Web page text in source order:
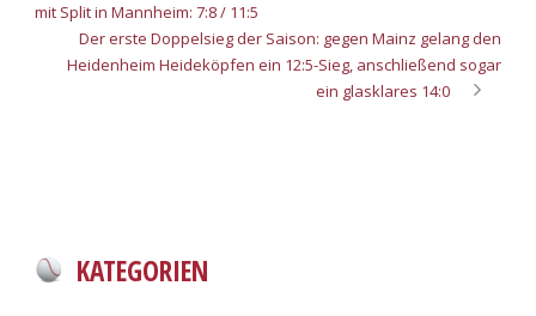
mit Split in Mannheim: 7:8 / 11:5
Der erste Doppelsieg der Saison: gegen Mainz gelang den
Heidenheim Heideköpfen ein 12:5-Sieg, anschließend sogar
ein glasklares 14:0
KATEGORIEN